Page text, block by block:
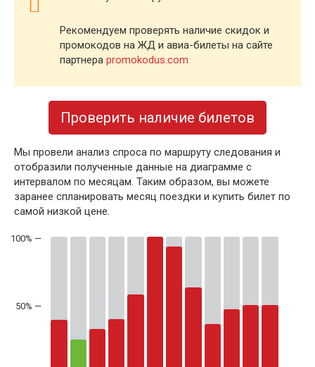
Рекомендуем проверять наличие скидок и
промокодов на ЖД и авиа-билеты на сайте
партнера promokodus.com
Проверить наличие билетов
Мы провели анализ спроса по маршруту следования и
отобразили полученные данные на диаграмме с
интервалом по месяцам. Таким образом, вы можете
заранее спланировать месяц поездки и купить билет по
самой низкой цене.
50% —